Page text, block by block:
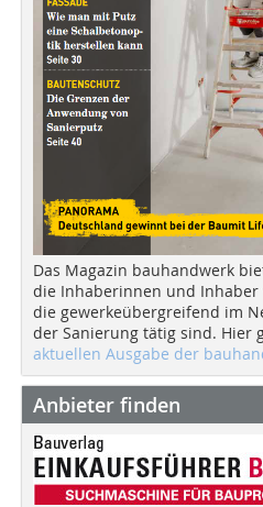
Das Magazin bauhandwerk
die Inhaberinnen und Inhaber
die gewerkeübergreifend im
der Sanierung tätig sind. Hier
aktuellen Ausgabe der
Anbieter finden